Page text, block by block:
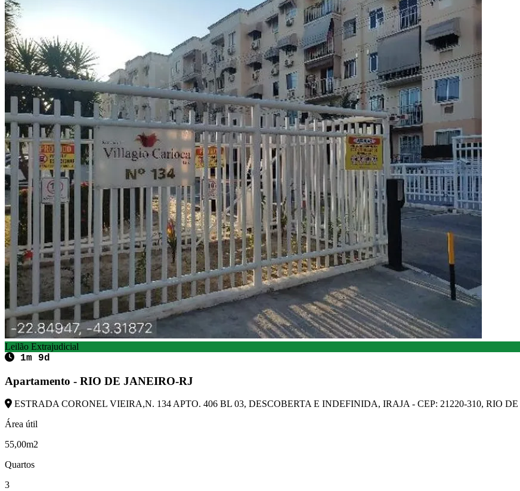
Leilão Extrajudicial
1m 9d
Apartamento - RIO DE JANEIRO-RJ
ESTRADA CORONEL VIEIRA,N. 134 APTO. 406 BL 03, DESCOBERTA E INDEFINIDA, IRAJA - CEP: 21220-310, RIO
Área útil
55,00m2
Quartos
3